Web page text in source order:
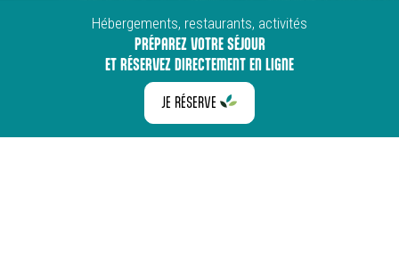
Hébergements, restaurants, activités
PRÉPAREZ VOTRE SÉJOUR
ET RÉSERVEZ DIRECTEMENT EN LIGNE
JE RÉSERVE